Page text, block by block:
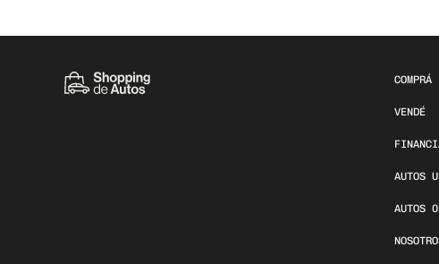
COMPRÁ
VENDÉ
AUTOS
AUTOS